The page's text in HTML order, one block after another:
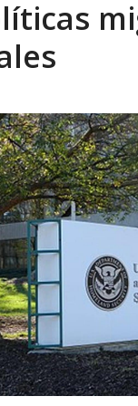
nueva vigilia en El